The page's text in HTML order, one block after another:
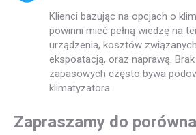
Klienci bazując na opcjach o
powinni mieć pełną wiedzę na
urządzenia, kosztów
ekspoatacją, oraz naprawą.
zapasowych często bywa
klimatyzatora.
Zapraszamy do